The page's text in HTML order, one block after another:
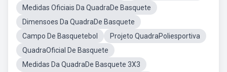
Medidas Oficiais Da QuadraDe Basquete
Dimensoes Da QuadraDe Basquete
Campo De Basquetebol
Projeto QuadraPoliesportiva
QuadraOficial De Basquete
Medidas Da QuadraDe Basquete 3X3